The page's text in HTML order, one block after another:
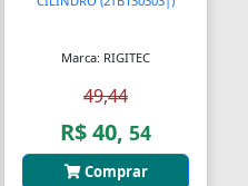
Marca: RIGITEC
49,44
R$ 40, 54
Comprar